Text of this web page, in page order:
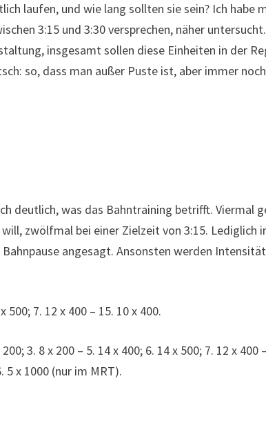
laufen, und wie lang sollten sie sein? Ich habe
3:15 und 3:30 versprechen, näher
insgesamt sollen diese Einheiten in der
so, dass man außer Puste ist, aber immer
deutlich, was das Bahntraining betrifft. Viermal
zwölfmal bei einer Zielzeit von 3:15. Lediglich
angesagt. Ansonsten werden
500; 7. 12 x 400 – 15. 10 x 400.
3. 8 x 200 – 5. 14 x 400; 6. 14 x 500; 7. 12 x 400
5 x 1000 (nur im MRT).